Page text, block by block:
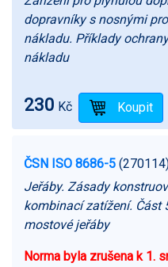
dopravníky s nosnými
nákladu. Příklady
nákladu
230 Kč
ČSN ISO 8686-5
Jeřáby. Zásady
kombinací zatížení. Část
mostové jeřáby
Norma byla zrušena k 1.